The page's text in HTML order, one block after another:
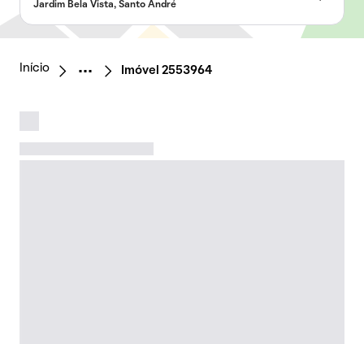
Jardim Bela Vista, Santo André
Início Imóvel 2553964